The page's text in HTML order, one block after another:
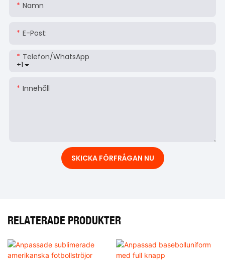
Namn
E-Post:
+1
Telefon/whatsApp
Innehåll
SKICKA FÖRFRÅGAN NU
RELATERADE PRODUKTER